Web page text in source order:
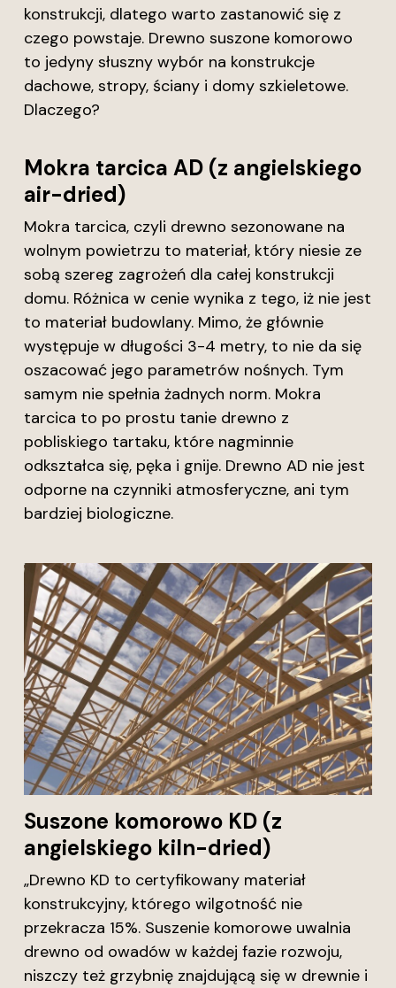
konstrukcji, dlatego warto zastanowić się z
czego powstaje. Drewno suszone komorowo
to jedyny słuszny wybór na konstrukcje
dachowe, stropy, ściany i domy szkieletowe.
Dlaczego?
Mokra tarcica AD (z angielskiego
air-dried)
Mokra tarcica, czyli drewno sezonowane na
wolnym powietrzu to materiał, który niesie ze
sobą szereg zagrożeń dla całej konstrukcji
domu. Różnica w cenie wynika z tego, iż nie jest
to materiał budowlany. Mimo, że głównie
występuje w długości 3-4 metry, to nie da się
oszacować jego parametrów nośnych. Tym
samym nie spełnia żadnych norm. Mokra
tarcica to po prostu tanie drewno z
pobliskiego tartaku, które nagminnie
odkształca się, pęka i gnije. Drewno AD nie jest
odporne na czynniki atmosferyczne, ani tym
bardziej biologiczne.
Suszone komorowo KD (z
angielskiego kiln-dried)
„Drewno KD to certyfikowany materiał
konstrukcyjny, którego wilgotność nie
przekracza 15%. Suszenie komorowe uwalnia
drewno od owadów w każdej fazie rozwoju,
niszczy też grzybnię znajdującą się w drewnie i